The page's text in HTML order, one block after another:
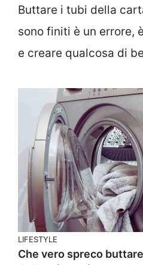
Buttare i tubi della
sono finiti è un errore,
e creare qualcosa di
LIFESTYLE
Che vero spreco buttare